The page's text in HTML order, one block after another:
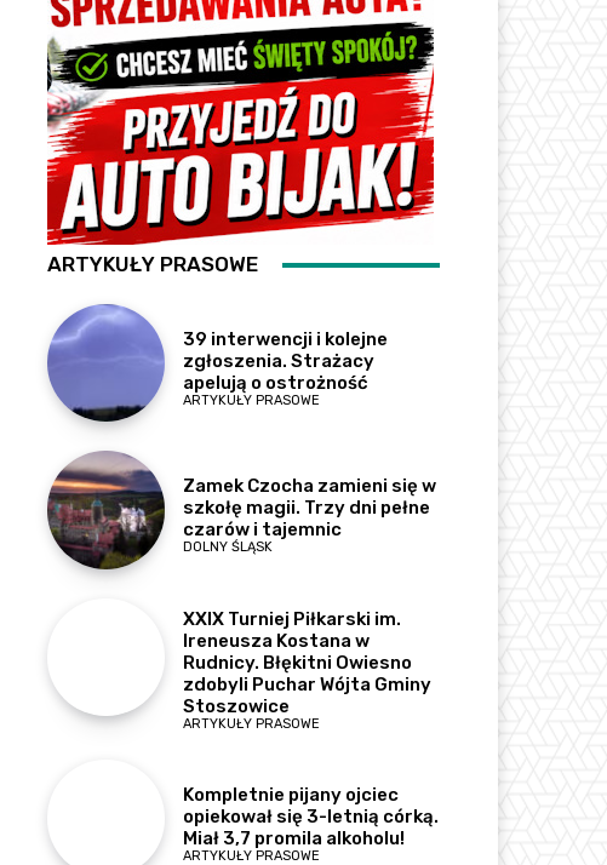
ARTYKUŁY PRASOWE
39 interwencji i kolejne
zgłoszenia. Strażacy
apelują o ostrożność
ARTYKUŁY PRASOWE
Zamek Czocha zamieni się w
szkołę magii. Trzy dni pełne
czarów i tajemnic
DOLNY ŚLĄSK
XXIX Turniej Piłkarski im.
Ireneusza Kostana w
Rudnicy. Błękitni Owiesno
zdobyli Puchar Wójta Gminy
Stoszowice
ARTYKUŁY PRASOWE
Kompletnie pijany ojciec
opiekował się 3-letnią córką.
Miał 3,7 promila alkoholu!
ARTYKUŁY PRASOWE